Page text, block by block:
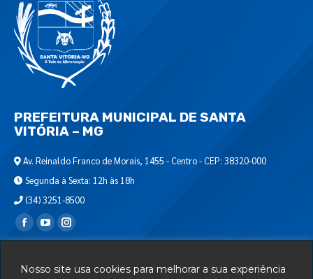
Nosso site usa cookies para melhorar a sua experiência
PREFEITURA MUNICIPAL DE SANTA
VITÓRIA – MG
Av. Reinaldo Franco de Morais, 1455 - Centro - CEP: 38320-000
Segunda à Sexta: 12h às 18h
(34) 3251-8500
Encontre-nos em: